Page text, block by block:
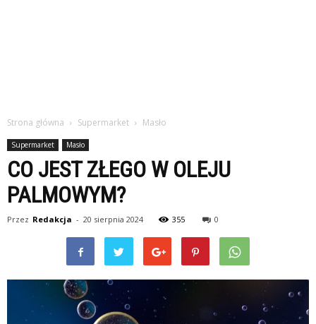
Strona główna Supermarket Masło
Supermarket Masło
CO JEST ZŁEGO W OLEJU
PALMOWYM?
Przez Redakcja - 20 sierpnia 2024 355 0